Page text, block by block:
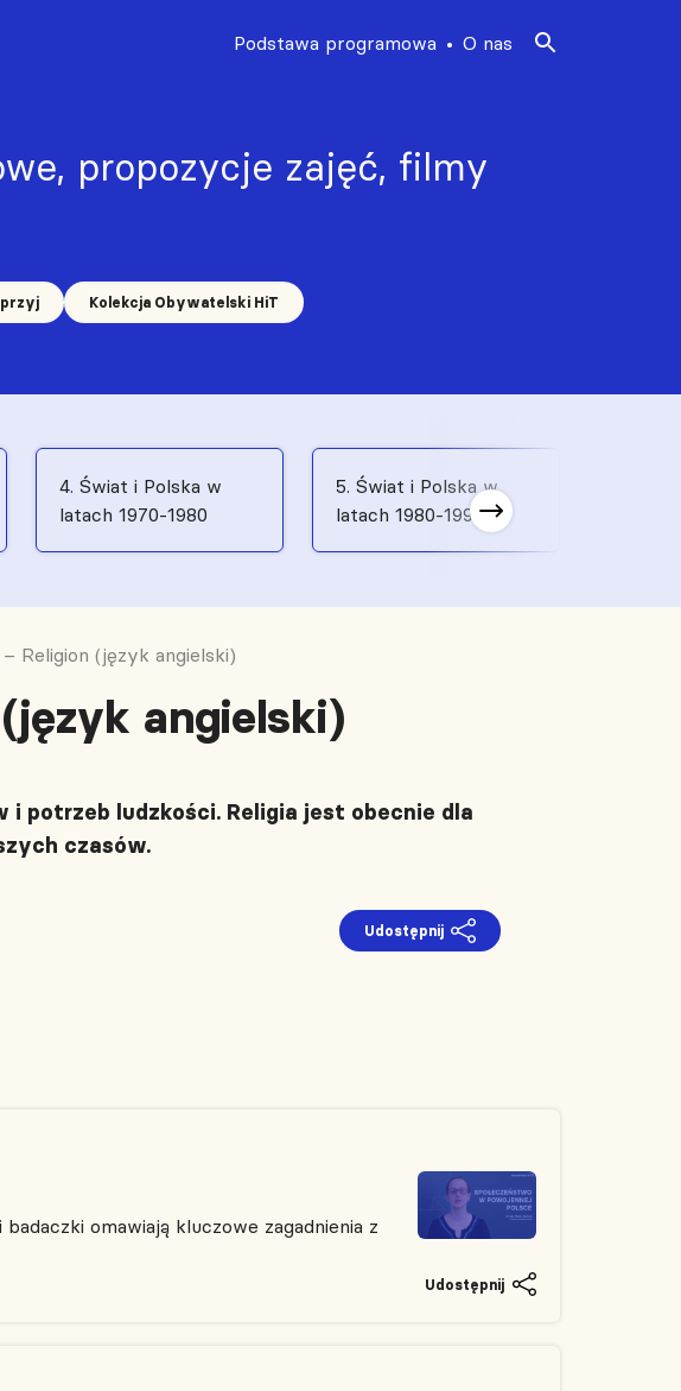
propozycje zajęć, filmy
Kolekcja Obywatelski HiT
Podstawa programowa O nas
4. Świat i Polska w
latach 1970-1980
5. Świat i Polska w
latach 1980-1991
Religion (język angielski)
angielski)
potrzeb ludzkości. Religia jest obecnie dla
czasów.
Udostępnij
omawiają kluczowe zagadnienia z
Udostępnij